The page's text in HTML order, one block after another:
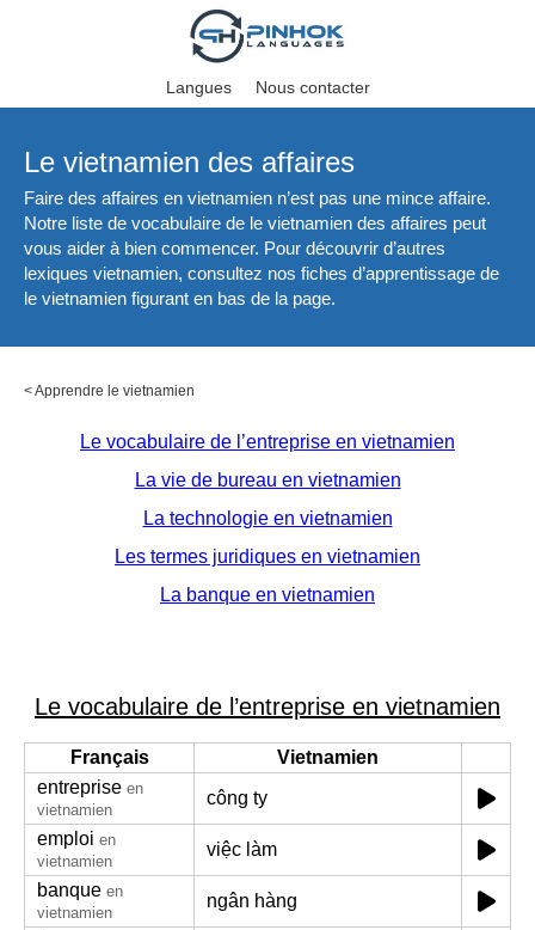
Langues Nous contacter
Le vietnamien des affaires
Faire des affaires en vietnamien n’est pas une mince affaire.
Notre liste de vocabulaire de le vietnamien des affaires peut
vous aider à bien commencer. Pour découvrir d’autres
lexiques vietnamien, consultez nos fiches d’apprentissage de
le vietnamien figurant en bas de la page.
<Apprendre le vietnamien
Le vocabulaire de l’entreprise en vietnamien
La vie de bureau en vietnamien
La technologie en vietnamien
Les termes juridiques en vietnamien
La banque en vietnamien
Le vocabulaire de l’entreprise en vietnamien
Français
Vietnamien
entreprise en
vietnamien
công ty
emploi en
vietnamien
việc làm
banque en
vietnamien
ngân hàng